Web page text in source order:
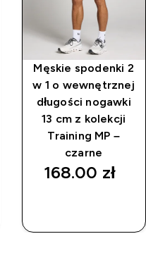
Męskie spodenki 2
w 1 o wewnętrznej
długości nogawki
13 cm z kolekcji
Training MP –
czarne
168.00 zł‎